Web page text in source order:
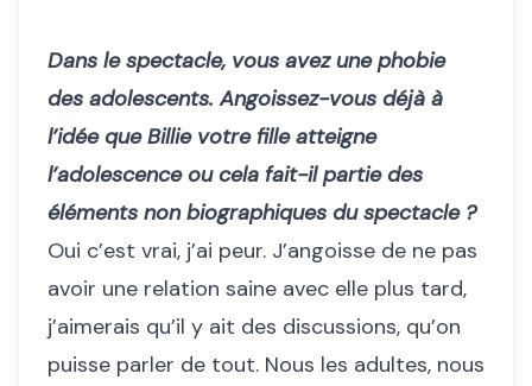
Dans le spectacle, vous avez une phobie
des adolescents. Angoissez-vous déjà à
l’idée que Billie votre fille atteigne
l’adolescence ou cela fait-il partie des
éléments non biographiques du spectacle ?
Oui c’est vrai, j’ai peur. J’angoisse de ne pas
avoir une relation saine avec elle plus tard,
j’aimerais qu’il y ait des discussions, qu’on
puisse parler de tout. Nous les adultes, nous